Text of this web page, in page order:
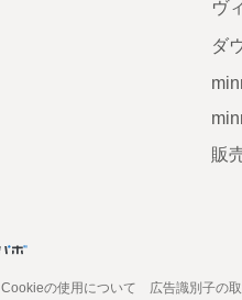
ヴ
ダ
販
Cookieの使用について 広告識別子の